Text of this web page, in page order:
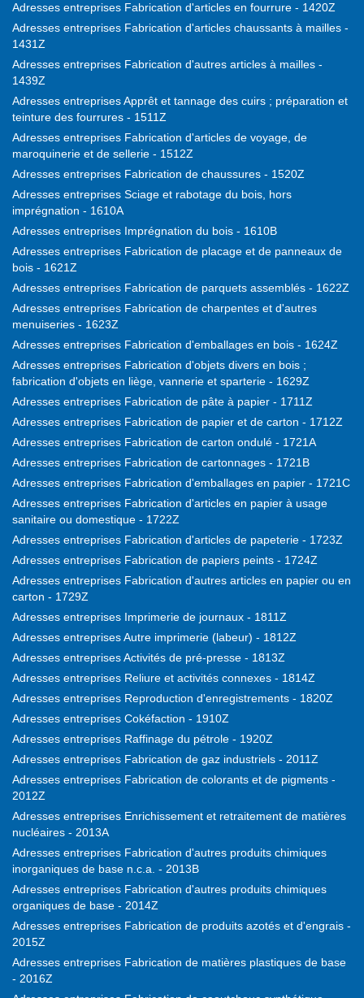
Adresses entreprises Fabrication d'articles en fourrure - 1420Z
Adresses entreprises Fabrication d'articles chaussants à mailles -
1431Z
Adresses entreprises Fabrication d'autres articles à mailles -
1439Z
Adresses entreprises Apprêt et tannage des cuirs ; préparation et
teinture des fourrures - 1511Z
Adresses entreprises Fabrication d'articles de voyage, de
maroquinerie et de sellerie - 1512Z
Adresses entreprises Fabrication de chaussures - 1520Z
Adresses entreprises Sciage et rabotage du bois, hors
imprégnation - 1610A
Adresses entreprises Imprégnation du bois - 1610B
Adresses entreprises Fabrication de placage et de panneaux de
bois - 1621Z
Adresses entreprises Fabrication de parquets assemblés - 1622Z
Adresses entreprises Fabrication de charpentes et d'autres
menuiseries - 1623Z
Adresses entreprises Fabrication d'emballages en bois - 1624Z
Adresses entreprises Fabrication d'objets divers en bois ;
fabrication d'objets en liège, vannerie et sparterie - 1629Z
Adresses entreprises Fabrication de pâte à papier - 1711Z
Adresses entreprises Fabrication de papier et de carton - 1712Z
Adresses entreprises Fabrication de carton ondulé - 1721A
Adresses entreprises Fabrication de cartonnages - 1721B
Adresses entreprises Fabrication d'emballages en papier - 1721C
Adresses entreprises Fabrication d'articles en papier à usage
sanitaire ou domestique - 1722Z
Adresses entreprises Fabrication d'articles de papeterie - 1723Z
Adresses entreprises Fabrication de papiers peints - 1724Z
Adresses entreprises Fabrication d'autres articles en papier ou en
carton - 1729Z
Adresses entreprises Imprimerie de journaux - 1811Z
Adresses entreprises Autre imprimerie (labeur) - 1812Z
Adresses entreprises Activités de pré-presse - 1813Z
Adresses entreprises Reliure et activités connexes - 1814Z
Adresses entreprises Reproduction d'enregistrements - 1820Z
Adresses entreprises Cokéfaction - 1910Z
Adresses entreprises Raffinage du pétrole - 1920Z
Adresses entreprises Fabrication de gaz industriels - 2011Z
Adresses entreprises Fabrication de colorants et de pigments -
2012Z
Adresses entreprises Enrichissement et retraitement de matières
nucléaires - 2013A
Adresses entreprises Fabrication d'autres produits chimiques
inorganiques de base n.c.a. - 2013B
Adresses entreprises Fabrication d'autres produits chimiques
organiques de base - 2014Z
Adresses entreprises Fabrication de produits azotés et d'engrais -
2015Z
Adresses entreprises Fabrication de matières plastiques de base
- 2016Z